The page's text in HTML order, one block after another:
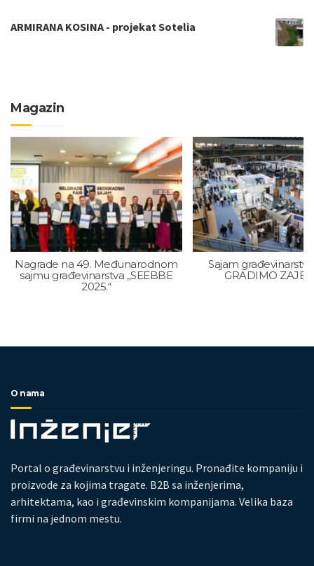
ARMIRANA KOSINA - projekat Sotelia
Magazin
Nagrade na 49. Međunarodnom
sajmu građevinarstva „SEEBBE
2025.“
Sajam
GRADIMO
O nama
Portal o građevinarstvu i inženjeringu. Pronađite kompaniju i
proizvode za kojima tragate. B2B sa inženjerima,
arhitektama, kao i građevinskim kompanijama. Velika baza
firmi na jednom mestu.